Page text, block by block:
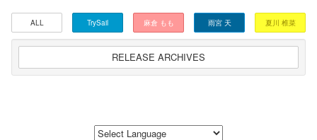
ALL TrySail 麻倉 もも 雨宮 天 夏川 椎菜
RELEASE ARCHIVES